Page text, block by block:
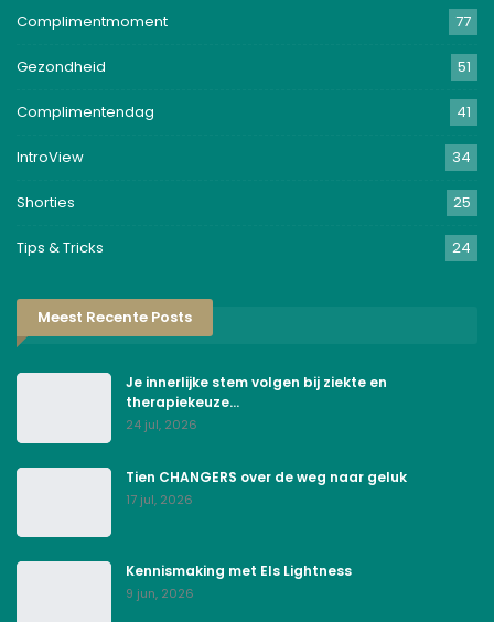
Complimentmoment 77
Gezondheid 51
Complimentendag 41
IntroView 34
Shorties 25
Tips & Tricks 24
Meest Recente Posts
Je innerlijke stem volgen bij ziekte en
therapiekeuze…
24 jul, 2026
Tien CHANGERS over de weg naar geluk
17 jul, 2026
Kennismaking met Els Lightness
9 jun, 2026